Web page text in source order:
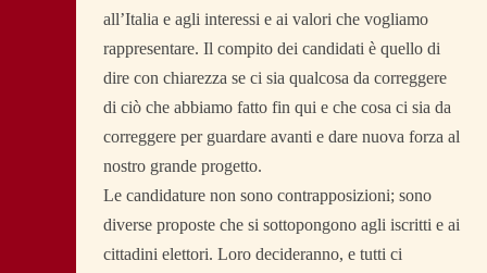
all’Italia e agli interessi e ai valori che vogliamo
rappresentare. Il compito dei candidati è quello di
dire con chiarezza se ci sia qualcosa da correggere
di ciò che abbiamo fatto fin qui e che cosa ci sia da
correggere per guardare avanti e dare nuova forza al
nostro grande progetto.
Le candidature non sono contrapposizioni; sono
diverse proposte che si sottopongono agli iscritti e ai
cittadini elettori. Loro decideranno, e tutti ci